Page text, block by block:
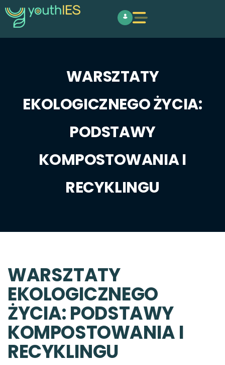
WARSZTATY
EKOLOGICZNEGO ŻYCIA:
PODSTAWY
KOMPOSTOWANIA I
RECYKLINGU
WARSZTATY
EKOLOGICZNEGO
ŻYCIA: PODSTAWY
KOMPOSTOWANIA I
RECYKLINGU